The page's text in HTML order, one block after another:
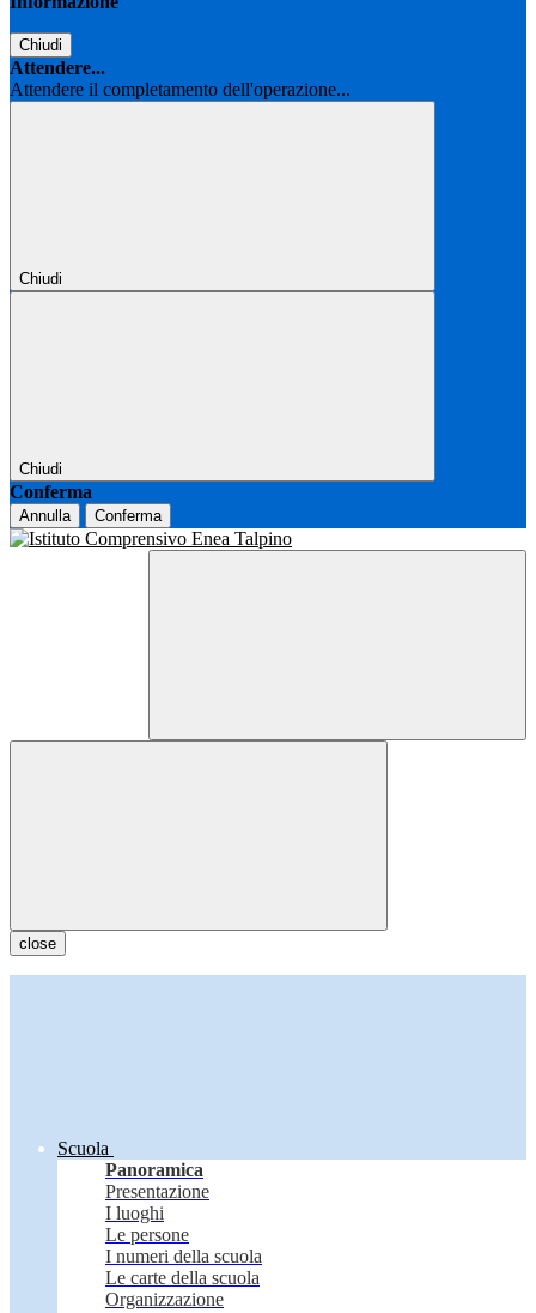
Chiudi
Attendere...
Attendere il completamento dell'operazione...
Chiudi
Chiudi
Conferma
Annulla Conferma
close
Scuola
Panoramica
Presentazione
I luoghi
Le persone
I numeri della scuola
Le carte della scuola
Organizzazione